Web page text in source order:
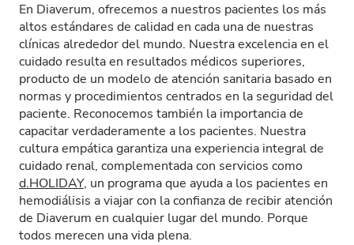
En Diaverum, ofrecemos a nuestros pacientes los más
altos estándares de calidad en cada una de nuestras
clínicas alrededor del mundo. Nuestra excelencia en el
cuidado resulta en resultados médicos superiores,
producto de un modelo de atención sanitaria basado en
normas y procedimientos centrados en la seguridad del
paciente. Reconocemos también la importancia de
capacitar verdaderamente a los pacientes. Nuestra
cultura empática garantiza una experiencia integral de
cuidado renal, complementada con servicios como
d.HOLIDAY, un programa que ayuda a los pacientes en
hemodiálisis a viajar con la confianza de recibir atención
de Diaverum en cualquier lugar del mundo. Porque
todos merecen una vida plena.